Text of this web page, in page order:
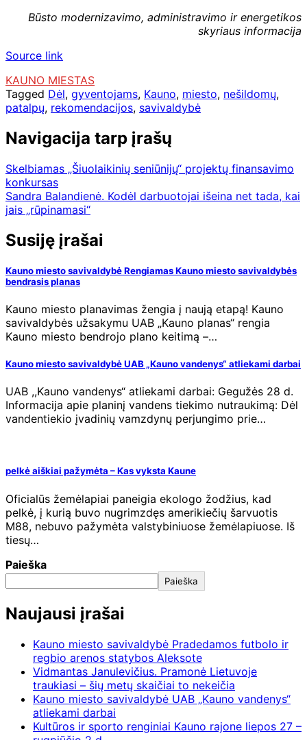
Būsto modernizavimo, administravimo ir energetikos
skyriaus informacija
Source link
KAUNO MIESTAS
Tagged Dėl, gyventojams, Kauno, miesto, nešildomų,
patalpų, rekomendacijos, savivaldybė
Navigacija tarp įrašų
Skelbiamas „Šiuolaikinių seniūnijų“ projektų finansavimo
konkursas
Sandra Balandienė. Kodėl darbuotojai išeina net tada, kai
jais „rūpinamasi“
Susiję įrašai
Kauno miesto savivaldybė Rengiamas Kauno miesto savivaldybės
bendrasis planas
Kauno miesto planavimas žengia į naują etapą! Kauno
savivaldybės užsakymu UAB „Kauno planas“ rengia
Kauno miesto bendrojo plano keitimą –…
Kauno miesto savivaldybė UAB „Kauno vandenys“ atliekami darbai
UAB ,,Kauno vandenys“ atliekami darbai: Gegužės 28 d.
Informacija apie planinį vandens tiekimo nutraukimą: Dėl
vandentiekio įvadinių vamzdynų perjungimo prie…
pelkė aiškiai pažymėta – Kas vyksta Kaune
Oficialūs žemėlapiai paneigia ekologo žodžius, kad
pelkė, į kurią buvo nugrimzdęs amerikiečių šarvuotis
M88, nebuvo pažymėta valstybiniuose žemėlapiuose. Iš
tiesų…
Paieška
Paieška
Naujausi įrašai
Kauno miesto savivaldybė Pradedamos futbolo ir
regbio arenos statybos Aleksote
Vidmantas Janulevičius. Pramonė Lietuvoje
traukiasi – šių metų skaičiai to nekeičia
Kauno miesto savivaldybė UAB „Kauno vandenys“
atliekami darbai
Kultūros ir sporto renginiai Kauno rajone liepos 27 –